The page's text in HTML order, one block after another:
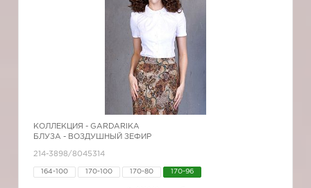
КОЛЛЕКЦИЯ - GARDARIKA
БЛУЗА - ВОЗДУШНЫЙ ЗЕФИР
214-3898/8045314
164-100 170-100 170-80 170-96